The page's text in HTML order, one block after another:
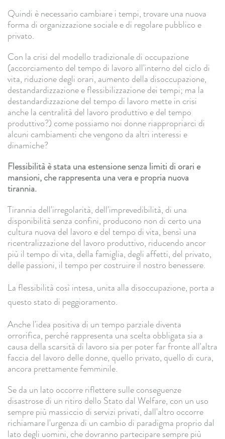
Quindi è necessario cambiare i tempi, trovare una nuova
forma di organizzazione sociale e di regolare pubblico e
privato.
Con la crisi del modello tradizionale di occupazione
(accorciamento del tempo di lavoro all'interno del ciclo di
vita, riduzione degli orari, aumento della disoccupazione,
destandardizzazione e flessibilizzazione dei tempi; ma la
destandardizzazione del tempo di lavoro mette in crisi
anche la centralità del lavoro produttivo e del tempo
produttivo?) come possiamo noi donne riappropriarci di
alcuni cambiamenti che vengono da altri interessi e
dinamiche?
Flessibilità è stata una estensione senza limiti di orari e
mansioni, che rappresenta una vera e propria nuova
tirannia.
Tirannia dell'irregolarità, dell'imprevedibilità, di una
disponibilità senza confini, producono non di certo una
cultura nuova del lavoro e del tempo di vita, bensì una
ricentralizzazione del lavoro produttivo, riducendo ancor
più il tempo di vita, della famiglia, degli affetti, del privato,
delle passioni, il tempo per costruire il nostro benessere.
La flessibilità così intesa, unita alla disoccupazione, porta a
questo stato di peggioramento.
Anche l'idea positiva di un tempo parziale diventa
orrorifica, perché rappresenta una scelta obbligata sia a
causa della scarsità di lavoro sia per poter far fronte all'altra
faccia del lavoro delle donne, quello privato, quello di cura,
ancora prettamente femminile.
Se da un lato occorre riflettere sulle conseguenze
disastrose di un ritiro dello Stato dal Welfare, con un uso
sempre più massiccio di servizi privati, dall'altro occorre
richiamare l'urgenza di un cambio di paradigma proprio dal
lato degli uomini, che dovranno partecipare sempre più